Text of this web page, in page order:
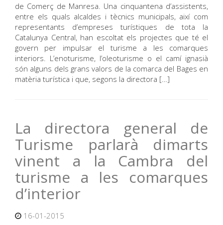
de Comerç de Manresa. Una cinquantena d’assistents,
entre els quals alcaldes i tècnics municipals, així com
representants d’empreses turístiques de tota la
Catalunya Central, han escoltat els projectes que té el
govern per impulsar el turisme a les comarques
interiors. L’enoturisme, l’oleoturisme o el camí ignasià
són alguns dels grans valors de la comarca del Bages en
matèria turística i que, segons la directora […]
La directora general de
Turisme parlarà dimarts
vinent a la Cambra del
turisme a les comarques
d’interior
16-01-2015